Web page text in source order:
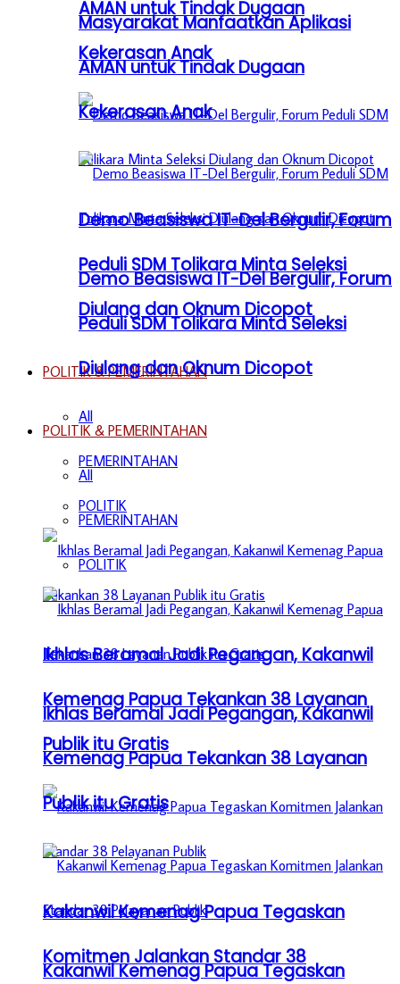
AMAN untuk Tindak Dugaan
Kekerasan Anak
Demo Beasiswa IT-Del Bergulir, Forum
Peduli SDM Tolikara Minta Seleksi
Diulang dan Oknum Dicopot
POLITIK & PEMERINTAHAN
All
PEMERINTAHAN
POLITIK
Ikhlas Beramal Jadi Pegangan, Kakanwil
Kemenag Papua Tekankan 38 Layanan
Publik itu Gratis
Kakanwil Kemenag Papua Tegaskan
Komitmen Jalankan Standar 38
Masyarakat Manfaatkan Aplikasi
AMAN untuk Tindak Dugaan
Kekerasan Anak
Demo Beasiswa IT-Del Bergulir, Forum
Peduli SDM Tolikara Minta Seleksi
Diulang dan Oknum Dicopot
POLITIK & PEMERINTAHAN
All
PEMERINTAHAN
POLITIK
Ikhlas Beramal Jadi Pegangan, Kakanwil
Kemenag Papua Tekankan 38 Layanan
Publik itu Gratis
Kakanwil Kemenag Papua Tegaskan